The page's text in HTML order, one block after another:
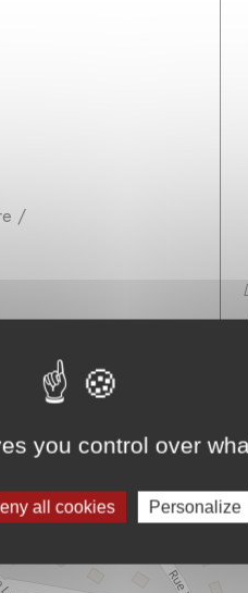
/
SUR NIVELLE - Pyrénées
you control over
all cookies Personalize